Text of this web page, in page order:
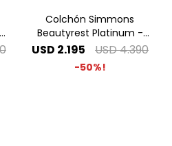
Colchón Simmons
Beautyrest Platinum -
1.40 x 1.90 2 Plazas
USD 2.195 USD4.390
50